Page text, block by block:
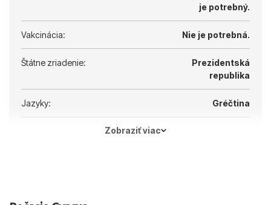
je potrebný.
Vakcinácia: Nie je potrebná.
Štátne zriadenie:
Prezidentská
republika
Jazyky: Gréčtina
Zobraziť viac